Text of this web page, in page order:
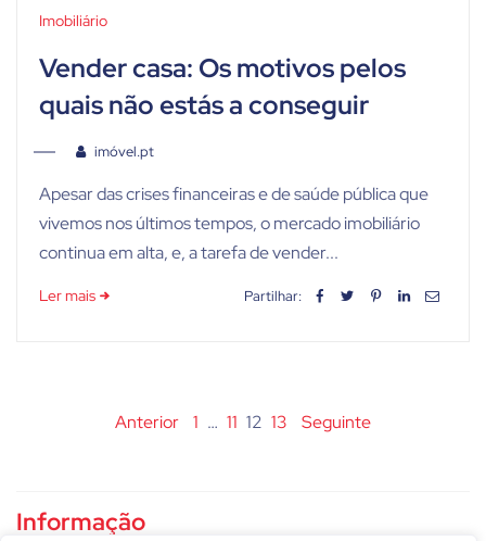
Imobiliário
Vender casa: Os motivos pelos
quais não estás a conseguir
imóvel.pt
Apesar das crises financeiras e de saúde pública que
vivemos nos últimos tempos, o mercado imobiliário
continua em alta, e, a tarefa de vender...
Ler mais Partilhar:
Paginação
conteúdos
Anterior 1 … 11 12 13 Seguinte
Informação